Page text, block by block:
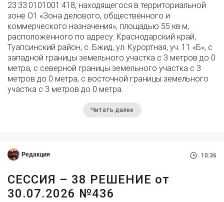
23:33:0101001:418, находящегося в территориальной
зоне О1 «Зона делового, общественного и
коммерческого назначения», площадью 55 кв.м,
расположенного по адресу: Краснодарский край,
Туапсинский район, с. Бжид, ул. Курортная, уч. 11 «Б», с
западной границы земельного участка с 3 метров до 0
метра, с северной границы земельного участка с 3
метров до 0 метра, с восточной границы земельного
участка с 3 метров до 0 метра.
Читать далее
Редакция 10:36
СЕССИЯ – 38 РЕШЕНИЕ от
30.07.2026 №436